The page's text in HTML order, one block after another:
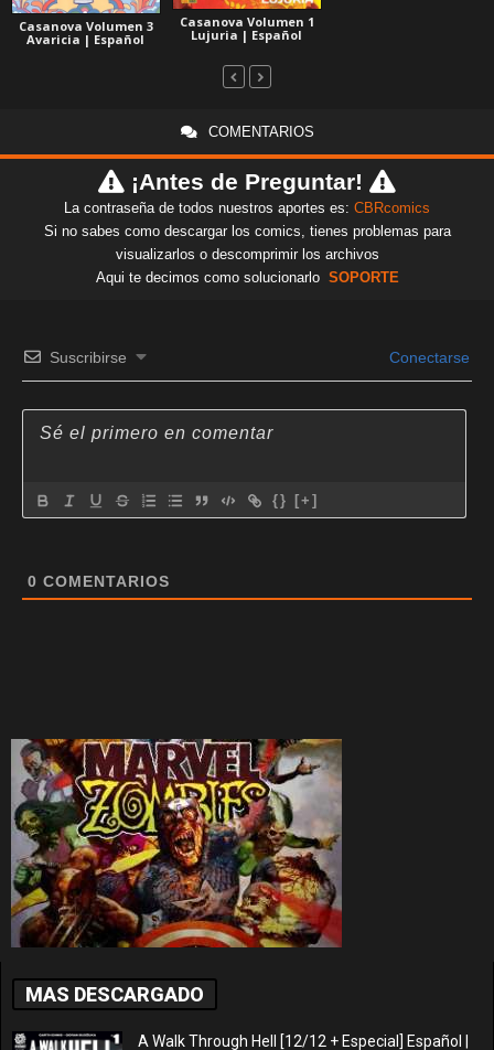
Casanova Volumen 3
Avaricia | Español
Casanova Volumen 1
Lujuria | Español
COMENTARIOS
¡Antes de Preguntar!
La contraseña de todos nuestros aportes es: CBRcomics
Si no sabes como descargar los comics, tienes problemas para
visualizarlos o descomprimir los archivos
Aqui te decimos como solucionarlo SOPORTE
Suscribirse Conectarse
{} [+]
0 COMENTARIOS
MAS DESCARGADO
A Walk Through Hell [12/12 + Especial] Español |